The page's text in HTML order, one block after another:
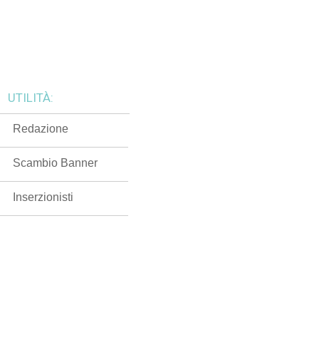
UTILITÀ:
Redazione
Scambio Banner
Inserzionisti